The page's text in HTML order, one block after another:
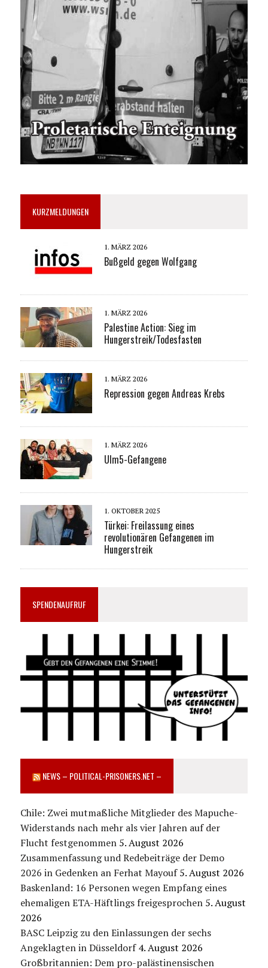
KURZMELDUNGEN
1. MÄRZ 2026
Bußgeld gegen Wolfgang
1. MÄRZ 2026
Palestine Action: Sieg im
Hungerstreik/Todesfasten
1. MÄRZ 2026
Repression gegen Andreas Krebs
1. MÄRZ 2026
Ulm5-Gefangene
1. OKTOBER 2025
Türkei: Freilassung eines
revolutionären Gefangenen im
Hungerstreik
SPENDENAUFRUF
NEWS – POLITICAL-PRISONERS.NET –
Chile: Zwei mutmaßliche Mitglieder des Mapuche-
Widerstands nach mehr als vier Jahren auf der
Flucht festgenommen 5. August 2026
Zusammenfassung und Redebeiträge der Demo
2026 in Gedenken an Ferhat Mayouf 5. August 2026
Baskenland: 16 Personen wegen Empfang eines
ehemaligen ETA-Häftlings freigesprochen 5. August
2026
BASC Leipzig zu den Einlassungen der sechs
Angeklagten in Düsseldorf 4. August 2026
Großbritannien: Dem pro-palästinensischen